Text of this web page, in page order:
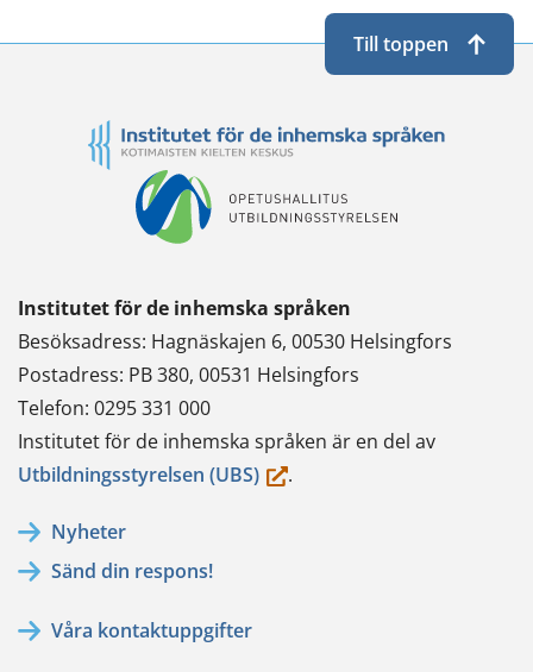
Institutet för de inhemska språken
Besöksadress: Hagnäskajen 6, 00530 Helsingfors
Postadress: PB 380, 00531 Helsingfors
Telefon: 0295 331 000
Institutet för de inhemska språken är en del av
Utbildningsstyrelsen (UBS)(du.
Nyheter
Sänd din respons!
Våra kontaktuppgifter
Till toppen